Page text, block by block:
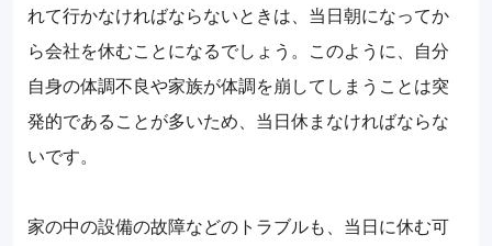
れて行かなければならないときは、当日朝になってか
ら会社を休むことになるでしょう。このように、自分
自身の体調不良や家族が体調を崩してしまうことは突
発的であることが多いため、当日休まなければならな
いです。
家の中の設備の故障などのトラブルも、当日に休む可